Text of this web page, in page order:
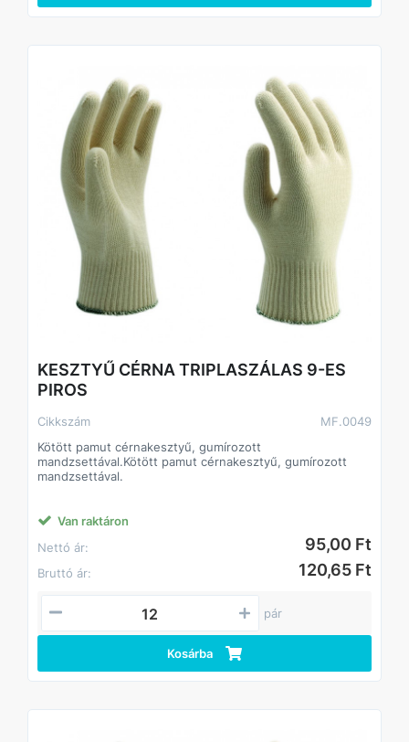
KESZTYŰ CÉRNA TRIPLASZÁLAS 9-ES
PIROS
Cikkszám
MF.0049
Kötött pamut cérnakesztyű, gumírozott
mandzsettával.Kötött pamut cérnakesztyű, gumírozott
mandzsettával.
Van raktáron
Nettó ár:
95,00 Ft
Bruttó ár: 120,65 Ft
pár
Kosárba